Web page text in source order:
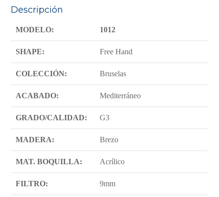
Descripción
MODELO: 1012
SHAPE: Free Hand
COLECCIÓN: Bruselas
ACABADO: Mediterráneo
GRADO/CALIDAD: G3
MADERA: Brezo
MAT. BOQUILLA: Acrílico
FILTRO: 9mm